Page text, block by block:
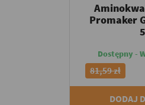
Promaker
Dostępny -
81,59 zł
DODAJ